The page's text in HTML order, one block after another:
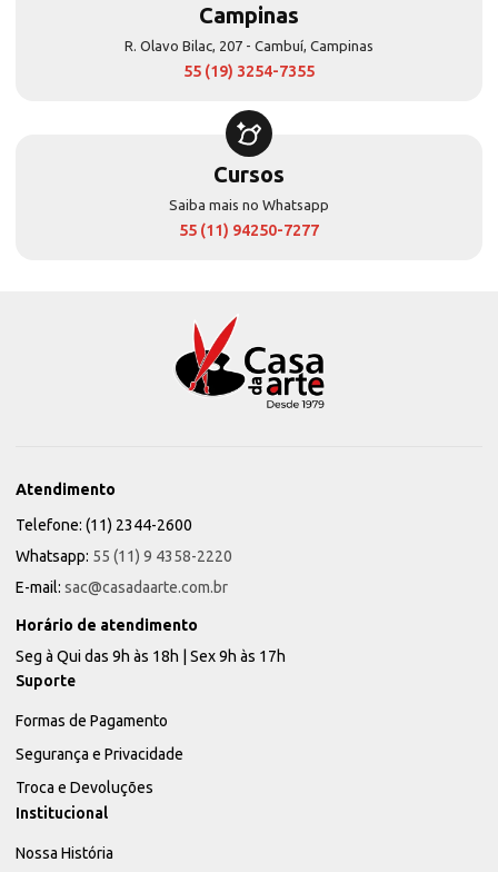
Campinas
R. Olavo Bilac, 207 - Cambuí, Campinas
55 (19) 3254-7355
Cursos
Saiba mais no Whatsapp
55 (11) 94250-7277
Atendimento
Telefone: (11) 2344-2600
Whatsapp: 55 (11) 9 4358-2220
E-mail: sac@casadaarte.com.br
Horário de atendimento
Seg à Qui das 9h às 18h | Sex 9h às 17h
Suporte
Formas de Pagamento
Segurança e Privacidade
Troca e Devoluções
Institucional
Nossa História